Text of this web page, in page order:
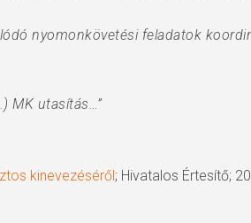
nyomonkövetési feladatok
MK utasítás…”
kinevezéséről; Hivatalos Értesítő;